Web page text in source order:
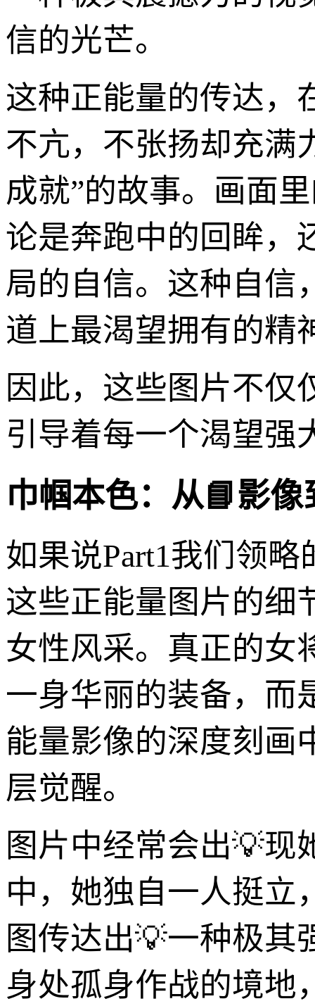
信的光芒。
这种正能量的传达，
不亢，不张扬却充满
成就”的故事。画面
论是奔跑中的回眸，
局的自信。这种自信
道上最渴望拥有的精
因此，这些图片不仅
引导着每一个渴望强
巾帼本色：从📘影
如果说Part1我们领
这些正能量图片的细
女性风采。真正的女
一身华丽的装备，而
能量影像的深度刻画
层觉醒。
图片中经常会出💡现
中，她独自一人挺立
图传达出💡一种极其
身处孤身作战的境地